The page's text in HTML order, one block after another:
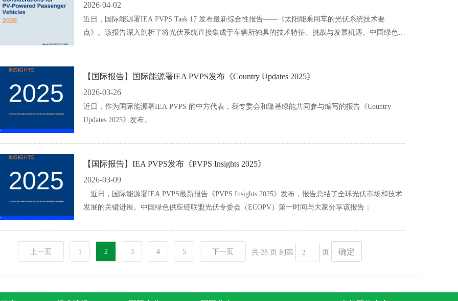
2026-04-02
近日，国际能源署IEA PVPS Task 17 发布最新综合性报告——《太阳能乘用车的光伏系统技术要
点》。该报告深入剖析了将光伏系统直接集成于车辆所独具的技术特征、挑战与发展机遇。中国绿色供
【国际报告】国际能源署IEA PVPS发布《Country Updates 2025》
2026-03-26
近日，作为国际能源署IEA PVPS 的中方代表，我专委会和隆基绿能共同参与编写的报告《Country
Updates 2025》发布。
【国际报告】IEA PVPS发布《PVPS Insights 2025》
2026-03-09
近日，国际能源署IEA PVPS最新报告《PVPS Insights 2025》发布，报告总结了全球光伏市场和技术
发展的关键进展。中国绿色供应链联盟光伏专委会（ECOPV）第一时间与大家分享该报告：
上一页 1 2 3 4 5 下一页 共 28 页 到第 页 确定